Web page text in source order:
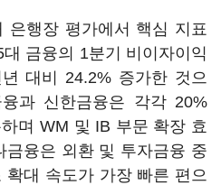
은행장 평가에서 핵심 지표
금융의 1분기 비이자이익
대비 24.2% 증가한 것으
과 신한금융은 각각 20%
며 WM 및 IB 부문 확장 효
금융은 외환 및 투자금융 중
확대 속도가 가장 빠른 편으